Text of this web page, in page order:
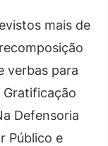
mais de
verbas para
Gratificação
Defensoria
Público e